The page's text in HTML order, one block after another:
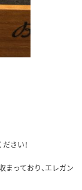
さい！
っており、エレガン